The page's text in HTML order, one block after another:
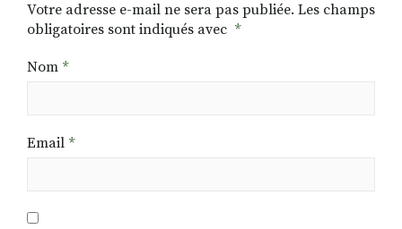
Votre adresse e-mail ne sera pas publiée. Les champs
obligatoires sont indiqués avec *
Nom *
Email *